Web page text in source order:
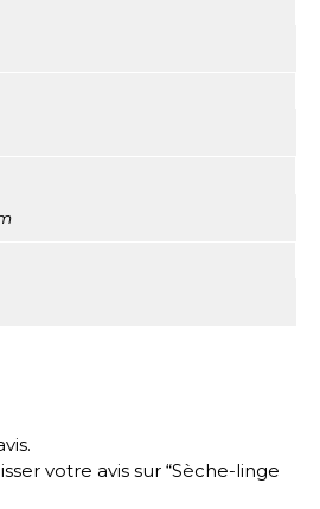
votre avis sur “Sèche-linge